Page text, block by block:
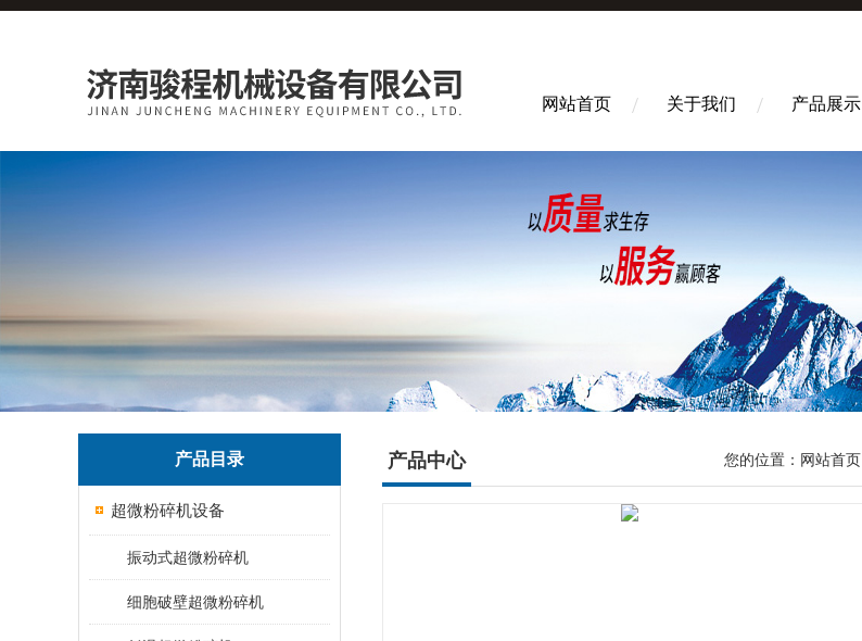
网站首页 关于我们 产品展示
产品目录
超微粉碎机设备
振动式超微粉碎机
细胞破壁超微粉碎机
产品中心 您的位置： 网站首页